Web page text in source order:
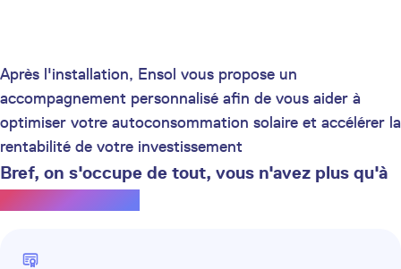
Après l'installation, Ensol vous propose un
accompagnement personnalisé afin de vous aider à
optimiser votre autoconsommation solaire et accélérer la
rentabilité de votre investissement
Bref, on s'occupe de tout, vous n'avez plus qu'à
profiter du soleil.